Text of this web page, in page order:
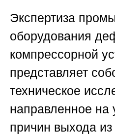
Экспертиза
оборудования
компрессорной
представляет
техническое
направленное на
причин выхода